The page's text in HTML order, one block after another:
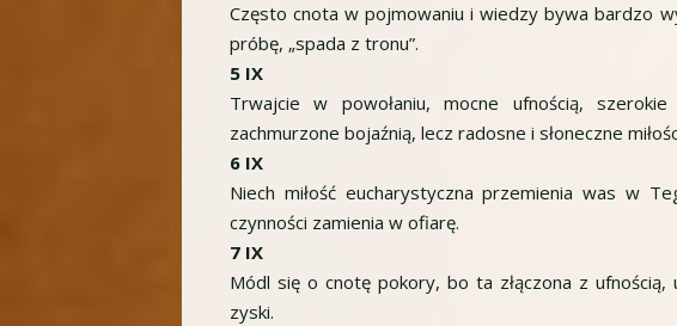
Często cnota w pojmowaniu i wiedzy bywa bardzo
próbę, „spada z tronu”.
5 IX
Trwajcie w powołaniu, mocne ufnością,
zachmurzone bojaźnią, lecz radosne i słoneczne
6 IX
Niech miłość eucharystyczna przemienia was w
czynności zamienia w ofiarę.
7 IX
Módl się o cnotę pokory, bo ta złączona z ufnością,
zyski.